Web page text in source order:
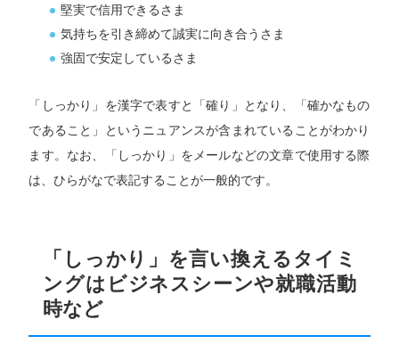
堅実で信用できるさま
気持ちを引き締めて誠実に向き合うさま
強固で安定しているさま
「しっかり」を漢字で表すと「確り」となり、「確かなもの
であること」というニュアンスが含まれていることがわかり
ます。なお、「しっかり」をメールなどの文章で使用する際
は、ひらがなで表記することが一般的です。
「しっかり」を言い換えるタイミ
ングはビジネスシーンや就職活動
時など